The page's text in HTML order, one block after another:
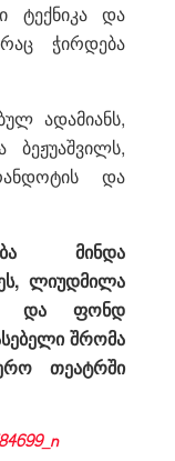
ტექნიკა და
ჭირდება
ადამიანს,
და
მინდა
ლიუდმილა
და ფონდ
შრომა
თეატრში